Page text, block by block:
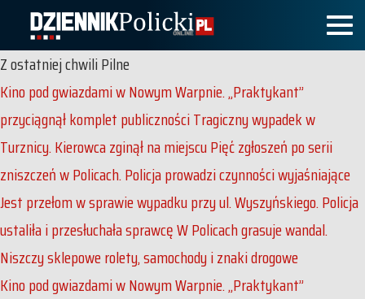
Z ostatniej chwiliPilne
Kino pod gwiazdami w Nowym Warpnie. „Praktykant”
przyciągnął komplet publicznościTragiczny wypadek w
Turznicy. Kierowca zginął na miejscuPięć zgłoszeń po serii
zniszczeń w Policach. Policja prowadzi czynności wyjaśniające
Jest przełom w sprawie wypadku przy ul. Wyszyńskiego. Policja
ustaliła i przesłuchała sprawcęW Policach grasuje wandal.
Niszczy sklepowe rolety, samochody i znaki drogowe
Kino pod gwiazdami w Nowym Warpnie. „Praktykant”